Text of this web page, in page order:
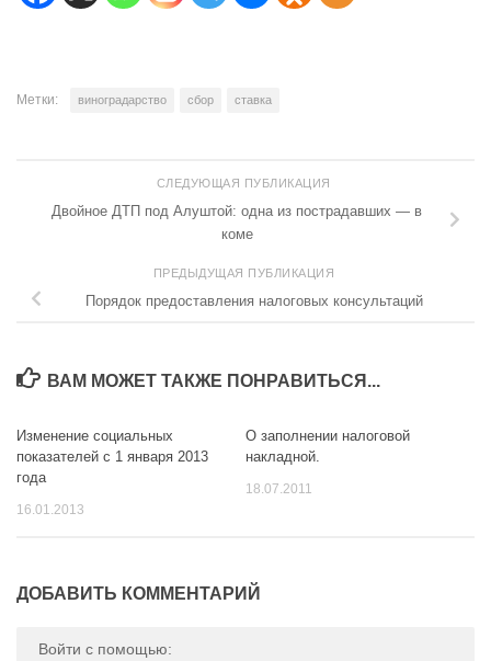
Метки: виноградарство сбор ставка
СЛЕДУЮЩАЯ ПУБЛИКАЦИЯ
Двойное ДТП под Алуштой: одна из пострадавших — в
коме
ПРЕДЫДУЩАЯ ПУБЛИКАЦИЯ
Порядок предоставления налоговых консультаций
ВАМ МОЖЕТ ТАКЖЕ ПОНРАВИТЬСЯ...
Изменение социальных
показателей с 1 января 2013
года
16.01.2013
О заполнении налоговой
накладной.
18.07.2011
ДОБАВИТЬ КОММЕНТАРИЙ
Войти с помощью: